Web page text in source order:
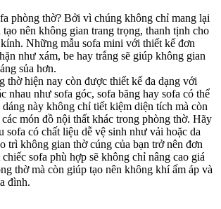
phòng thờ? Bởi vì chúng không chỉ mang lại
nên không gian trang trọng, thanh tịnh cho
Những mẫu sofa mini với thiết kế đơn
như xám, be hay trắng sẽ giúp không gian
sủa hơn.
thờ hiện nay còn được thiết kế đa dạng với
nhau như sofa góc, sofa băng hay sofa có thể
này không chỉ tiết kiệm diện tích mà còn
món đồ nội thất khác trong phòng thờ. Hãy
sofa có chất liệu dễ vệ sinh như vải hoặc da
trì không gian thờ cúng của bạn trở nên đơn
sofa phù hợp sẽ không chỉ nâng cao giá
thờ mà còn giúp tạo nên không khí ấm áp và
đình.